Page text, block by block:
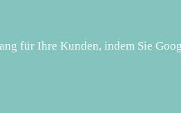
für Ihre Kunden, indem Sie